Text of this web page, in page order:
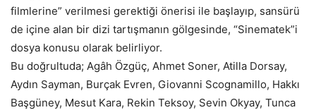
filmlerine” verilmesi gerektiği önerisi ile başlayıp, sansürü
de içine alan bir dizi tartışmanın gölgesinde, “Sinematek”i
dosya konusu olarak belirliyor.
Bu doğrultuda; Agâh Özgüç, Ahmet Soner, Atilla Dorsay,
Aydın Sayman, Burçak Evren, Giovanni Scognamillo, Hakkı
Başgüney, Mesut Kara, Rekin Teksoy, Sevin Okyay, Tunca